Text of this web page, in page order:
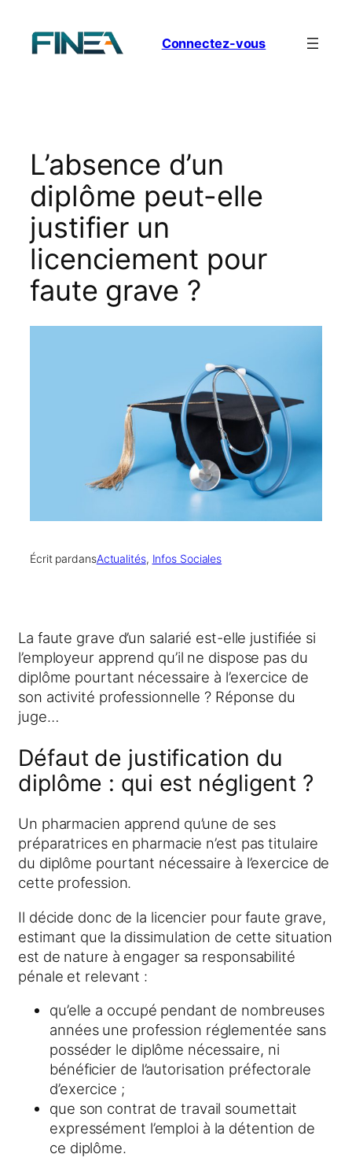
contenu
Connectez-vous
L’absence d’un
diplôme peut-elle
justifier un
licenciement pour
faute grave ?
Écrit pardansActualités, Infos Sociales
La faute grave d’un salarié est-elle justifiée si
l’employeur apprend qu’il ne dispose pas du
diplôme pourtant nécessaire à l’exercice de
son activité professionnelle ? Réponse du
juge…
Défaut de justification du
diplôme : qui est négligent ?
Un pharmacien apprend qu’une de ses
préparatrices en pharmacie n’est pas titulaire
du diplôme pourtant nécessaire à l’exercice de
cette profession.
Il décide donc de la licencier pour faute grave,
estimant que la dissimulation de cette situation
est de nature à engager sa responsabilité
pénale et relevant :
qu’elle a occupé pendant de nombreuses
années une profession réglementée sans
posséder le diplôme nécessaire, ni
bénéficier de l’autorisation préfectorale
d’exercice ;
que son contrat de travail soumettait
expressément l’emploi à la détention de
ce diplôme.